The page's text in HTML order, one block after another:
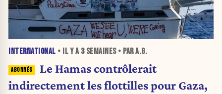
INTERNATIONAL • IL Y A 3 SEMAINES• PAR A.G.
Le Hamas contrôlerait
indirectement les flottilles pour Gaza,